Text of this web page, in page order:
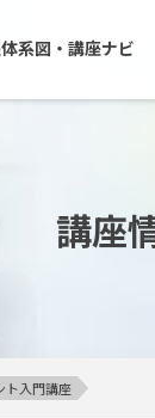
系図・講座ナビ
講座
ト入門講座